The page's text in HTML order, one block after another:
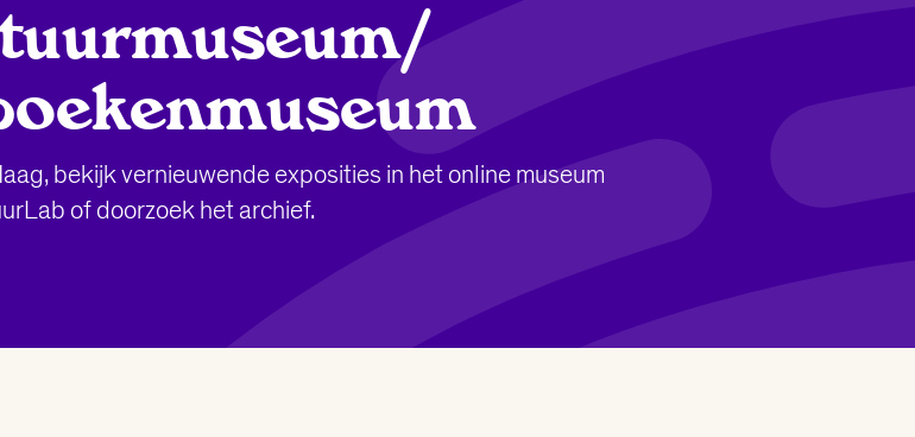
bekijk vernieuwende exposities in het online museum
of doorzoek het archief.